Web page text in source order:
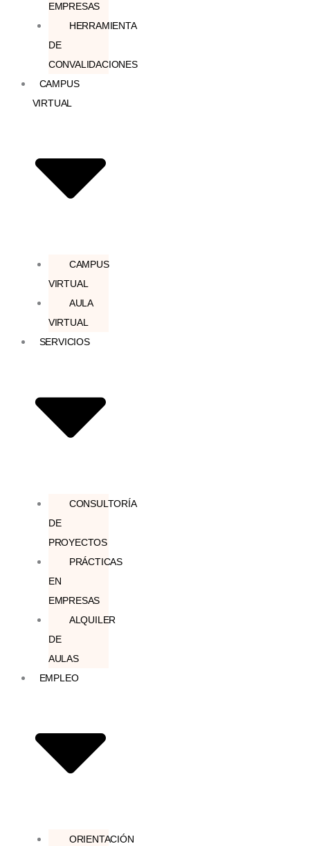
EMPRESAS
HERRAMIENTA
DE
CONVALIDACIONES
CAMPUS
VIRTUAL
CAMPUS
VIRTUAL
AULA
VIRTUAL
SERVICIOS
CONSULTORÍA
DE
PROYECTOS
PRÁCTICAS
EN
EMPRESAS
ALQUILER
DE
AULAS
EMPLEO
ORIENTACIÓN